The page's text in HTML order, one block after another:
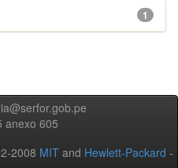
1
anexo 605
2008 MIT and Hewlett-Packard -